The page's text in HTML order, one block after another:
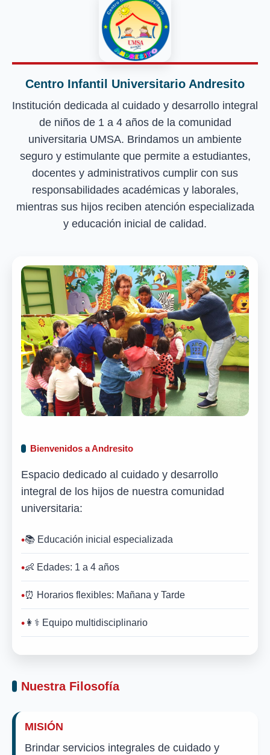
Centro Infantil Universitario Andresito
Institución dedicada al cuidado y desarrollo integral
de niños de 1 a 4 años de la comunidad
universitaria UMSA. Brindamos un ambiente
seguro y estimulante que permite a estudiantes,
docentes y administrativos cumplir con sus
responsabilidades académicas y laborales,
mientras sus hijos reciben atención especializada
y educación inicial de calidad.
Bienvenidos a Andresito
Espacio dedicado al cuidado y desarrollo
integral de los hijos de nuestra comunidad
universitaria:
📚 Educación inicial especializada
👶 Edades: 1 a 4 años
⏰ Horarios flexibles: Mañana y Tarde
👩⚕️ Equipo multidisciplinario
Nuestra Filosofía
MISIÓN
Brindar servicios integrales de cuidado y